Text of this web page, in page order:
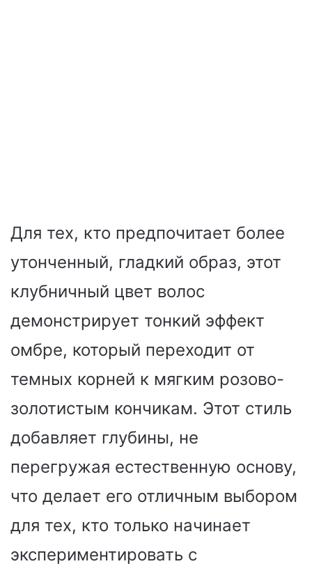
Для тех, кто предпочитает более
утонченный, гладкий образ, этот
клубничный цвет волос
демонстрирует тонкий эффект
омбре, который переходит от
темных корней к мягким розово-
золотистым кончикам. Этот стиль
добавляет глубины, не
перегружая естественную основу,
что делает его отличным выбором
для тех, кто только начинает
экспериментировать с